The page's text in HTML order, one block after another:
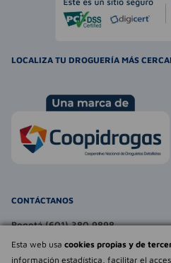
Esta web usa cookies propias y de
información estadística, facilitar el
LOCALIZA TU DROGUERÍA MÁS
CONTÁCTANOS
Bogotá (601) 380 9898
atencionalcliente@farmaexpress.com